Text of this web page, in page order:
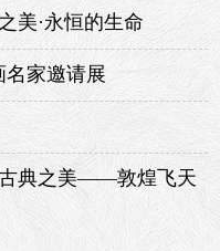
美·永恒的生命
名家邀请展
古典之美——敦煌飞天